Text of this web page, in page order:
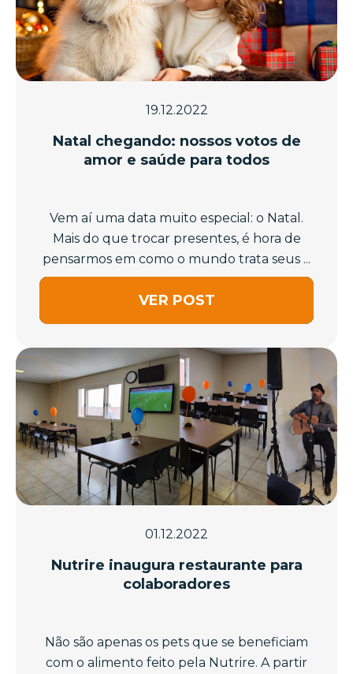
19.12.2022
Natal chegando: nossos votos de
amor e saúde para todos
Vem aí uma data muito especial: o Natal.
Mais do que trocar presentes, é hora de
pensarmos em como o mundo trata seus ...
VER POST
01.12.2022
Nutrire inaugura restaurante para
colaboradores
Não são apenas os pets que se beneficiam
com o alimento feito pela Nutrire. A partir